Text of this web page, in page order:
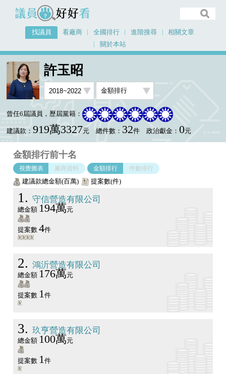
議員好好看
找議員 看廠商 全國排行 進階搜尋
相關文章
關於本站
首頁 找議員
許玉昭
曾任6屆議員，歷屆黨籍：
建議款： 919萬3327元 總件數： 32件 政治獻金： 0元
金額排行前十名
視覺圖表 廠商資料 金額排行 件數排行
建議款總金額(百萬) 提案數(件)
1 守信營造有限公司
總金額 194萬元
提案數 4件
2 鴻沂營造有限公司
總金額 176萬元
提案數 1 件
3 玖亨營造有限公司
總金額 100萬元
提案數 1 件